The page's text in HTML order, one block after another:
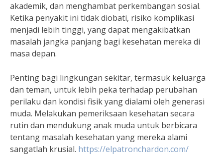
akademik, dan menghambat perkembangan sosial.
Ketika penyakit ini tidak diobati, risiko komplikasi
menjadi lebih tinggi, yang dapat mengakibatkan
masalah jangka panjang bagi kesehatan mereka di
masa depan.
Penting bagi lingkungan sekitar, termasuk keluarga
dan teman, untuk lebih peka terhadap perubahan
perilaku dan kondisi fisik yang dialami oleh generasi
muda. Melakukan pemeriksaan kesehatan secara
rutin dan mendukung anak muda untuk berbicara
tentang masalah kesehatan yang mereka alami
sangatlah krusial. https://elpatronchardon.com/